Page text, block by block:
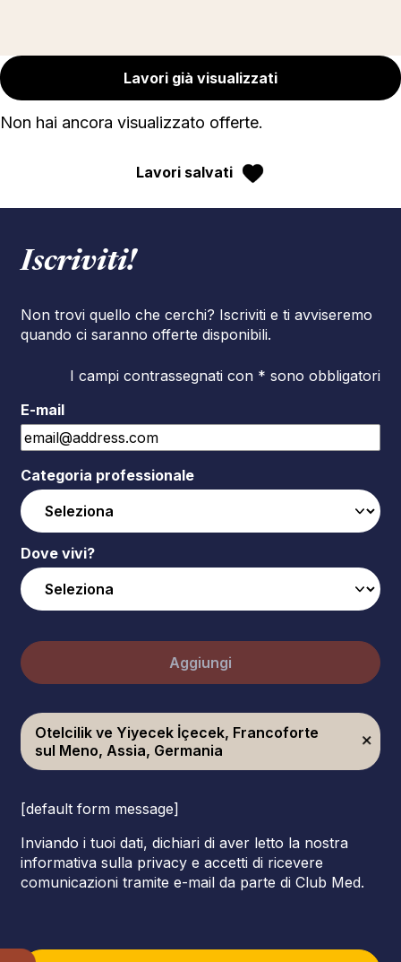
Lavori già visualizzati
Non hai ancora visualizzato offerte.
Lavori salvati
Iscriviti!
Non trovi quello che cerchi? Iscriviti e ti avviseremo
quando ci saranno offerte disponibili.
I campi contrassegnati con * sono obbligatori
E-mail
Categoria professionale
Dove vivi?
Aggiungi
Otelcilik ve Yiyecek İçecek, Francoforte
sul Meno, Assia, Germania
[default form message]
Inviando i tuoi dati, dichiari di aver letto la nostra
informativa sulla privacy e accetti di ricevere
comunicazioni tramite e-mail da parte di Club Med.